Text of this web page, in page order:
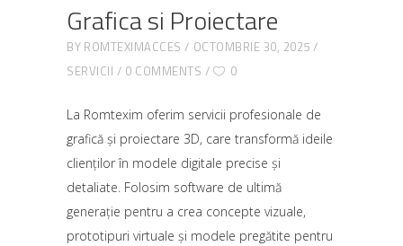
Grafica si Proiectare
BY ROMTEXIMACCES
OCTOMBRIE 30, 2025
SERVICII
0 COMMENTS 0
La Romtexim oferim servicii profesionale de
grafică și proiectare 3D, care transformă ideile
clienților în modele digitale precise și
detaliate. Folosim software de ultimă
generație pentru a crea concepte vizuale,
prototipuri virtuale și modele pregătite pentru